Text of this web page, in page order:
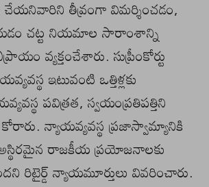
తీవ్రంగా విమర్శించడం,
చట్ట నియమాల సారాంశాన్ని
వ్యక్తంచేశారు. సుప్రీంకోర్టు
ఇటువంటి ఒత్తిళ్లకు
పవిత్రత, స్వయంప్రతిపత్తిని
న్యాయవ్యవస్థ ప్రజాస్వామ్యానికి
రాజకీయ ప్రయోజనాలకు
రిటైర్డ్‌ న్యాయమూర్తులు వివరించారు.